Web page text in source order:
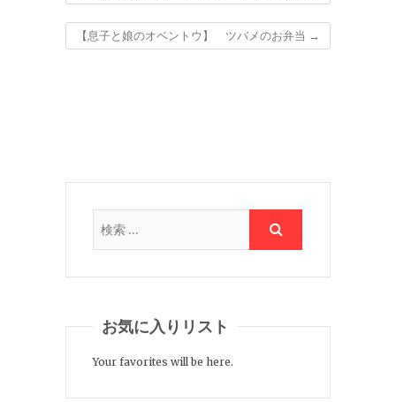
【息子と娘のオベントウ】 ツバメのお弁当 →
お気に入りリスト
Your favorites will be here.